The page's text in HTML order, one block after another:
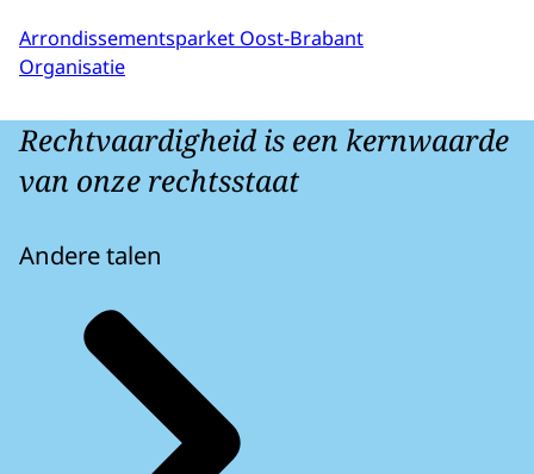
Arrondissementsparket Oost-Brabant
Organisatie
Rechtvaardigheid is een kernwaarde
van onze rechtsstaat
Andere talen